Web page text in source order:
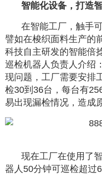
智能化设备，打造
在智能工厂，触手
譬如在梭织面料生产的
科技自主研发的智能倍
巡检机器人负责人介绍
现问题，工厂需要安排
检30到36台，每台有
易出现漏检情况，造成
现在工厂在使用了
器人50分钟可巡检超过